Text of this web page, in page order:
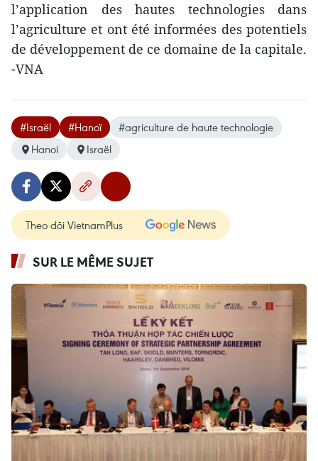
l’application des hautes technologies dans
l’agriculture et ont été informées des potentiels
de développement de ce domaine de la capitale.
-VNA
#Israël #Hanoï
#agriculture de haute technologie
Hanoi
Israël
Theo dõi VietnamPlus
SUR LE MÊME SUJET